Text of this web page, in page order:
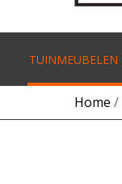
TUINMEUBELEN
Home /